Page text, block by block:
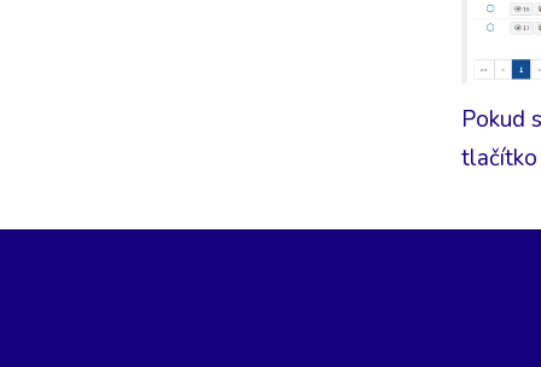
Pokud
tlačítko